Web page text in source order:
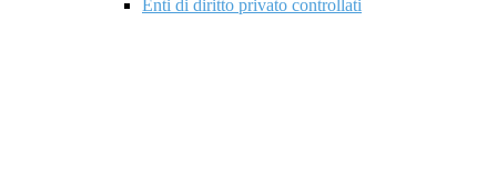
Enti di diritto privato controllati